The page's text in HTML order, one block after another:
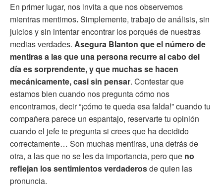
En primer lugar, nos invita a que nos observemos
mientras mentimos.Simplemente, trabajo de análisis, sin
juicios y sin intentar encontrar los porqués de nuestras
medias verdades. Asegura Blanton que el número de
mentiras a las que una persona recurre al cabo del
día es sorprendente, y que muchas se hacen
mecánicamente, casi sin pensar. Contestar que
estamos bien cuando nos pregunta cómo nos
encontramos, decir “¡cómo te queda esa falda!” cuando tu
compañera parece un espantajo, reservarte tu opinión
cuando el jefe te pregunta si crees que ha decidido
correctamente… Son muchas mentiras, una detrás de
otra, a las que no se les da importancia, pero que no
reflejan los sentimientos verdaderosde quien las
pronuncia.